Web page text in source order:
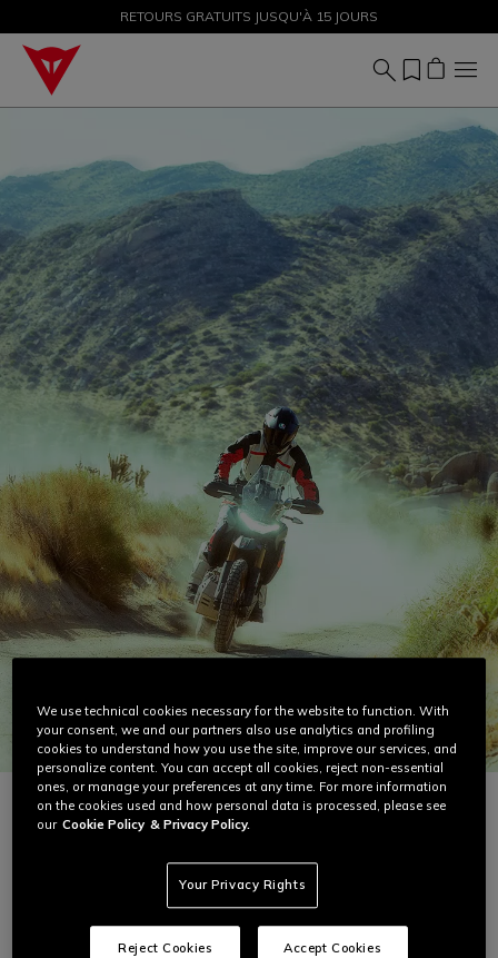
PROMOTIONS JUSQU'À-50 % – ACHETEZ MAINTENANT
RETOURS GRATUITS JUSQU'À 15 JOURS
Équipements d'été les plus populaires
We use technical cookies necessary for the website to function. With
your consent, we and our partners also use analytics and profiling
cookies to understand how you use the site, improve our services, and
personalize content. You can accept all cookies, reject non-essential
ones, or manage your preferences at any time. For more information
on the cookies used and how personal data is processed, please see
our Cookie Policy & Privacy Policy.
Your Privacy Rights
Reject Cookies Accept Cookies